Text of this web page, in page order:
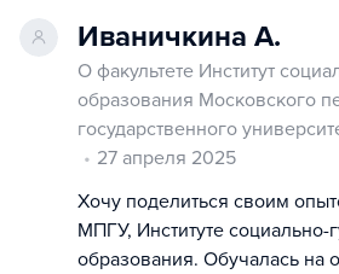
Иваничкина А.
О факультете Институт
образования Московского
государственного
27 апреля 2025
Хочу поделиться своим
МПГУ, Институте социально-
образования. Обучалась на